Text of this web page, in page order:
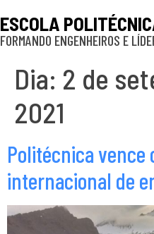
ESCOLA
FORMANDO ENGENHEIROS E
Dia: 2 de
2021
Politécnica vence
internacional de